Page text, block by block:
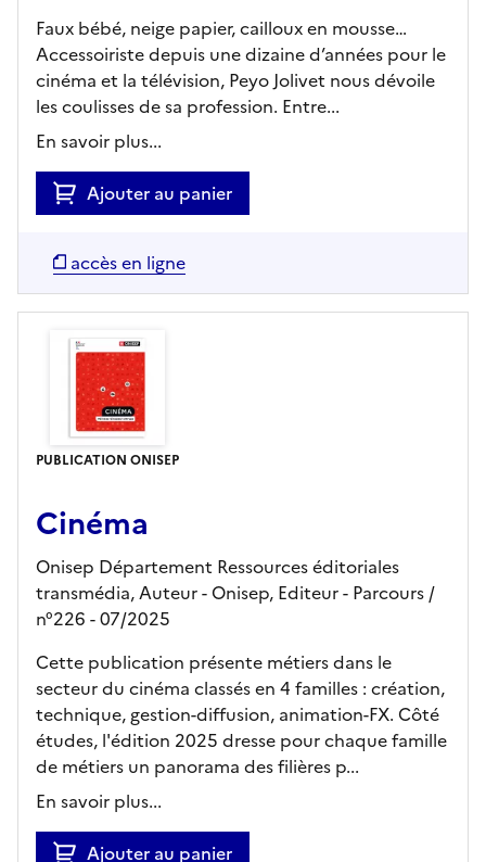
Faux bébé, neige papier, cailloux en mousse…
Accessoiriste depuis une dizaine d’années pour le
cinéma et la télévision, Peyo Jolivet nous dévoile
les coulisses de sa profession. Entre...
En savoir plus...
Ajouter au panier
accès en ligne
PUBLICATION ONISEP
Cinéma
Onisep Département Ressources éditoriales
transmédia, Auteur - Onisep, Editeur- Parcours /
n°226 - 07/2025
Cette publication présente métiers dans le
secteur du cinéma classés en 4 familles : création,
technique, gestion-diffusion, animation-FX. Côté
études, l'édition 2025 dresse pour chaque famille
de métiers un panorama des filières p...
En savoir plus...
Ajouter au panier